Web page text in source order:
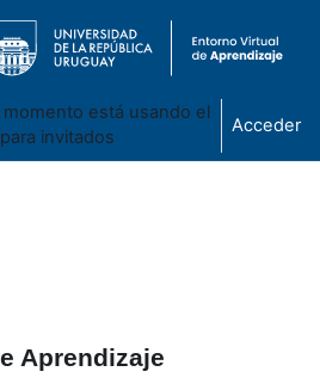
momento está usando el
invitados
Acceder
Aprendizaje